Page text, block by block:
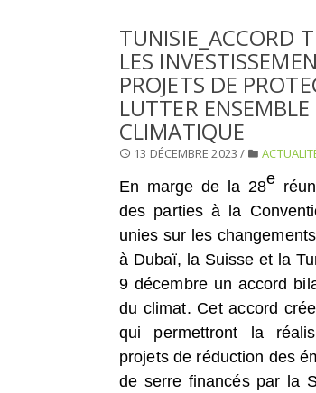
TUNISIE_ACCORD
LES
PROJETS DE
LUTTER
CLIMATIQUE
13 DÉCEMBRE 2023 /
En marge de la 28e
des parties à la
unies sur les
à Dubaï, la Suisse et la
9 décembre un accord
du climat. Cet accord
qui permettront la
projets de réduction des
de serre financés par la